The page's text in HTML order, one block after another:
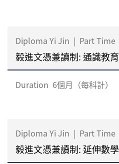
Diploma Yi Jin | Part Time
毅進文憑兼讀制: 通識教育
Duration 6個月（每科計）
Diploma Yi Jin | Part Time
毅進文憑兼讀制: 延伸數學